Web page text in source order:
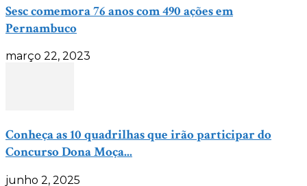
Sesc comemora 76 anos com 490 ações em
Pernambuco
março 22, 2023
Conheça as 10 quadrilhas que irão participar do
Concurso Dona Moça...
junho 2, 2025